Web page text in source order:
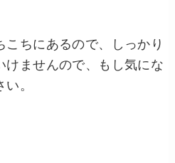
ちにあるので、しっかり
けませんので、もし気にな
。